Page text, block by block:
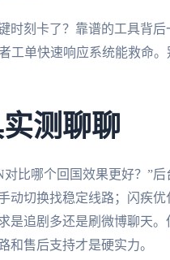
时刻卡了？靠谱的工具背
工单快速响应系统能救命
测聊聊
比哪个回国效果更好？”
动切换找稳定线路；闪疾
是追剧多还是刷微博聊天
和售后支持才是硬实力。